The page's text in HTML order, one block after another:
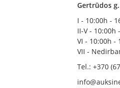
Gertrūdos
I - 10:00h -
II-V - 10:00h
VI - 10:00h -
VII -
Tel.: +370